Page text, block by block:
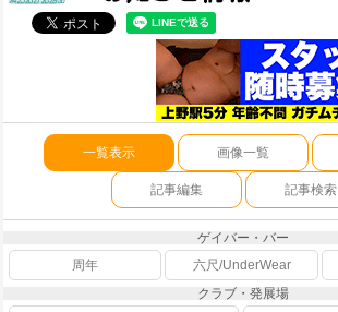
一覧表示 画像一覧
記事編集 記事検索
ゲイバー・バー
周年
六尺/UnderWear
クラブ・発展場